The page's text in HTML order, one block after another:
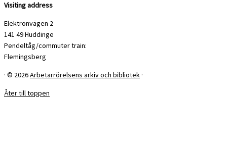
Visiting address
Elektronvägen 2
141 49 Huddinge
Pendeltåg/commuter train:
Flemingsberg
· © 2026Arbetarrörelsens arkiv och bibliotek ·
Åter till toppen